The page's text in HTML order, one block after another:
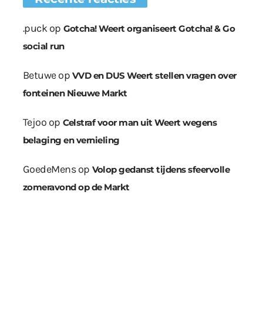
.puckop Gotcha! Weert organiseert Gotcha! & Go
social run
Betuweop VVD en DUS Weert stellen vragen over
fonteinen Nieuwe Markt
Tejoo op Celstraf voor man uit Weert wegens
belaging en vernieling
GoedeMensop Volop gedanst tijdens sfeervolle
zomeravond op de Markt